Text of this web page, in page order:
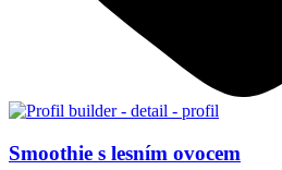
Smoothie s lesním ovocem